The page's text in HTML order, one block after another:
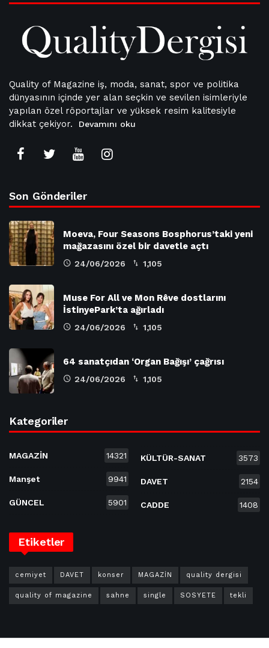
Quality of Magazine iş, moda, sanat, spor ve politika
dünyasının içinde yer alan seçkin ve sevilen isimleriyle
yapılan özel röportajlar ve yüksek resim kalitesiyle
dikkat çekiyor.
Devamını oku
Son Gönderiler
Moeva, Four Seasons Bosphorus’taki yeni
mağazasını özel bir davetle açtı
24/06/2026 1,105
Muse For All ve Mon Rêve dostlarını
İstinyePark’ta ağırladı
24/06/2026 1,105
64 sanatçıdan ‘Organ Bağışı’ çağrısı
24/06/2026 1,105
Kategoriler
MAGAZİN 14321
Manşet 9941
GÜNCEL 5901
KÜLTÜR-SANAT 3573
DAVET 2154
CADDE 1408
Etiketler
cemiyet DAVET konser MAGAZİN quality dergisi
quality of magazine sahne single SOSYETE tekli